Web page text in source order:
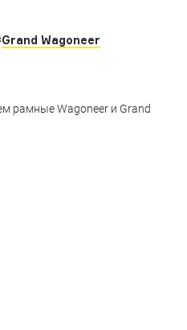
Grand Wagoneer
рамные Wagoneer и Grand